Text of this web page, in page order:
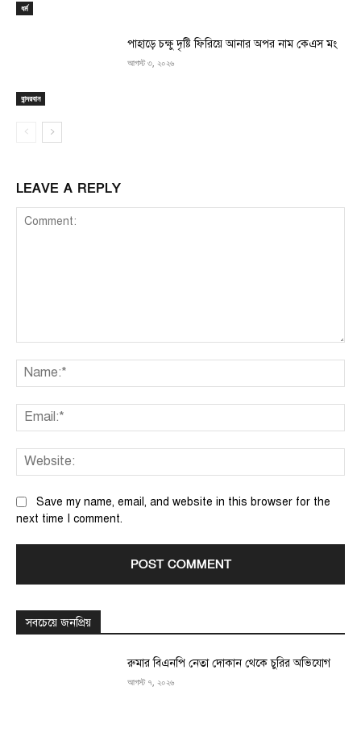
ধর্ম
বান্দরবান
পাহাড়ে চক্ষু দৃষ্টি ফিরিয়ে আনার অপর নাম কেএস মং
আগস্ট ৩, ২০২৬
LEAVE A REPLY
Save my name, email, and website in this browser for the
next time I comment.
সবচেয়ে জনপ্রিয়
রুমার বিএনপি নেতা দোকান থেকে চুরির অভিযোগ
আগস্ট ৭, ২০২৬